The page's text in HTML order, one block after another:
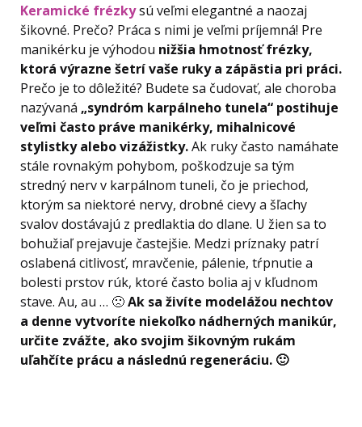
Keramické frézkysú veľmi elegantné a naozaj
šikovné. Prečo? Práca s nimi je veľmi príjemná! Pre
manikérku je výhodou nižšia hmotnosť frézky,
ktorá výrazne šetrí vaše ruky a zápästia pri práci.
Prečo je to dôležité? Budete sa čudovať, ale choroba
nazývaná „syndróm karpálneho tunela“ postihuje
veľmi často práve manikérky, mihalnicové
stylistky alebo vizážistky.Ak ruky často namáhate
stále rovnakým pohybom, poškodzuje sa tým
stredný nerv v karpálnom tuneli, čo je priechod,
ktorým sa niektoré nervy, drobné cievy a šľachy
svalov dostávajú z predlaktia do dlane. U žien sa to
bohužiaľ prejavuje častejšie. Medzi príznaky patrí
oslabená citlivosť, mravčenie, pálenie, tŕpnutie a
bolesti prstov rúk, ktoré často bolia aj v kľudnom
stave. Au, au … 🙁Ak sa živíte modelážou nechtov
a denne vytvoríte niekoľko nádherných manikúr,
určite zvážte, ako svojim šikovným rukám
uľahčíte prácu a následnú regeneráciu. 🙂